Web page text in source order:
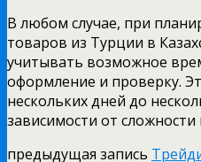
В любом случае, при
товаров из Турции в
учитывать возможное
оформление и проверку.
нескольких дней до
зависимости от
предыдущая запись